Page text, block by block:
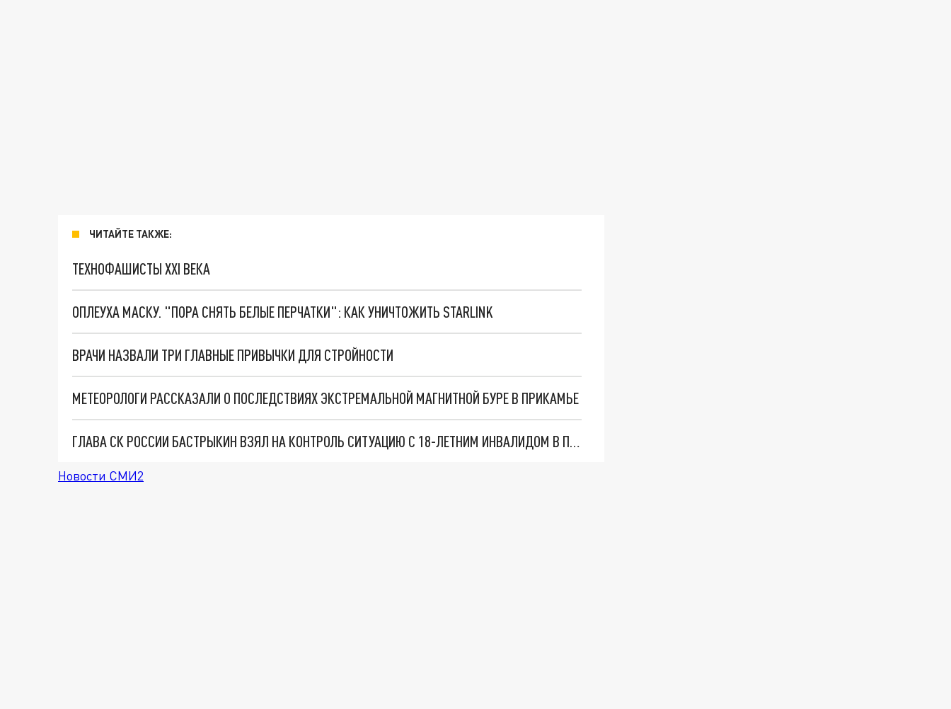
ЧИТАЙТЕ ТАКЖЕ:
ТЕХНОФАШИСТЫ XXI ВЕКА
ОПЛЕУХА МАСКУ. "ПОРА СНЯТЬ БЕЛЫЕ ПЕРЧАТКИ": КАК УНИЧТОЖИТЬ STARLINK
ВРАЧИ НАЗВАЛИ ТРИ ГЛАВНЫЕ ПРИВЫЧКИ ДЛЯ СТРОЙНОСТИ
МЕТЕОРОЛОГИ РАССКАЗАЛИ О ПОСЛЕДСТВИЯХ ЭКСТРЕМАЛЬНОЙ МАГНИТНОЙ БУРЕ В ПРИКАМЬЕ
ГЛАВА СК РОССИИ БАСТРЫКИН ВЗЯЛ НА КОНТРОЛЬ СИТУАЦИЮ С 18-ЛЕТНИМ ИНВАЛИДОМ В ПЕРМИ
Новости СМИ2